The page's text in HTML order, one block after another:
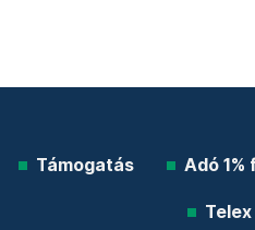
Támogatás Adó 1%